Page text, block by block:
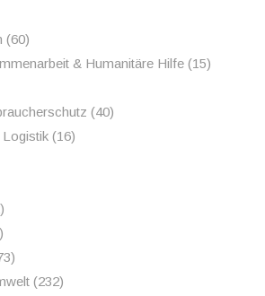
(60)
& Humanitäre Hilfe(15)
(40)
(16)
(232)